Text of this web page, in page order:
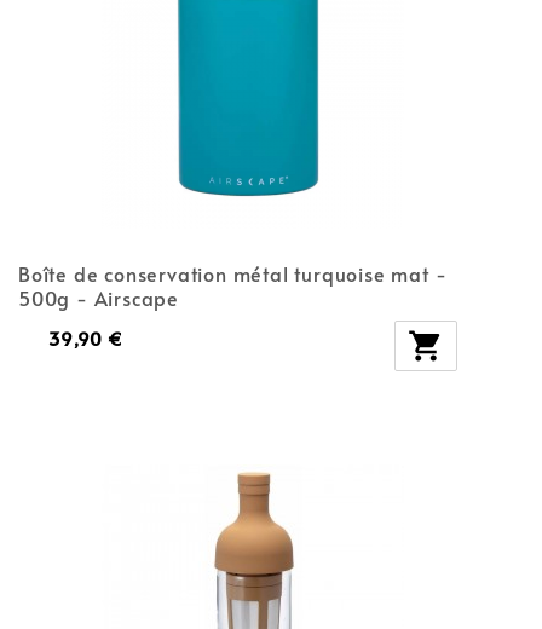
Boîte de conservation métal turquoise mat -
500g - Airscape
39,90 € 